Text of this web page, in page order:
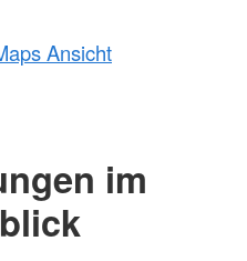
Ansicht
im